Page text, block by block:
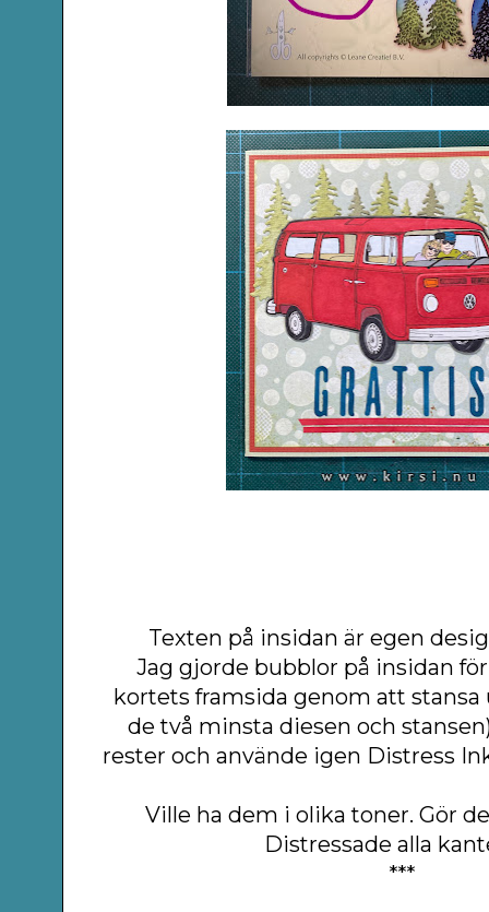
Texten på insidan är egen
Jag gjorde bubblor på insidan
kortets framsida genom att stansa
de två minsta diesen och
rester och använde igen Distress
Ville ha dem i olika toner. Gör
Distressade alla
***